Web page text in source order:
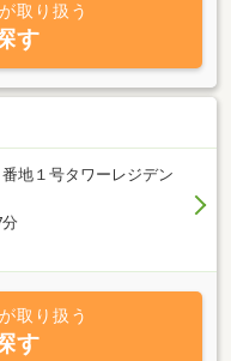
取り扱う
す
地１号タワーレジデン
取り扱う
す